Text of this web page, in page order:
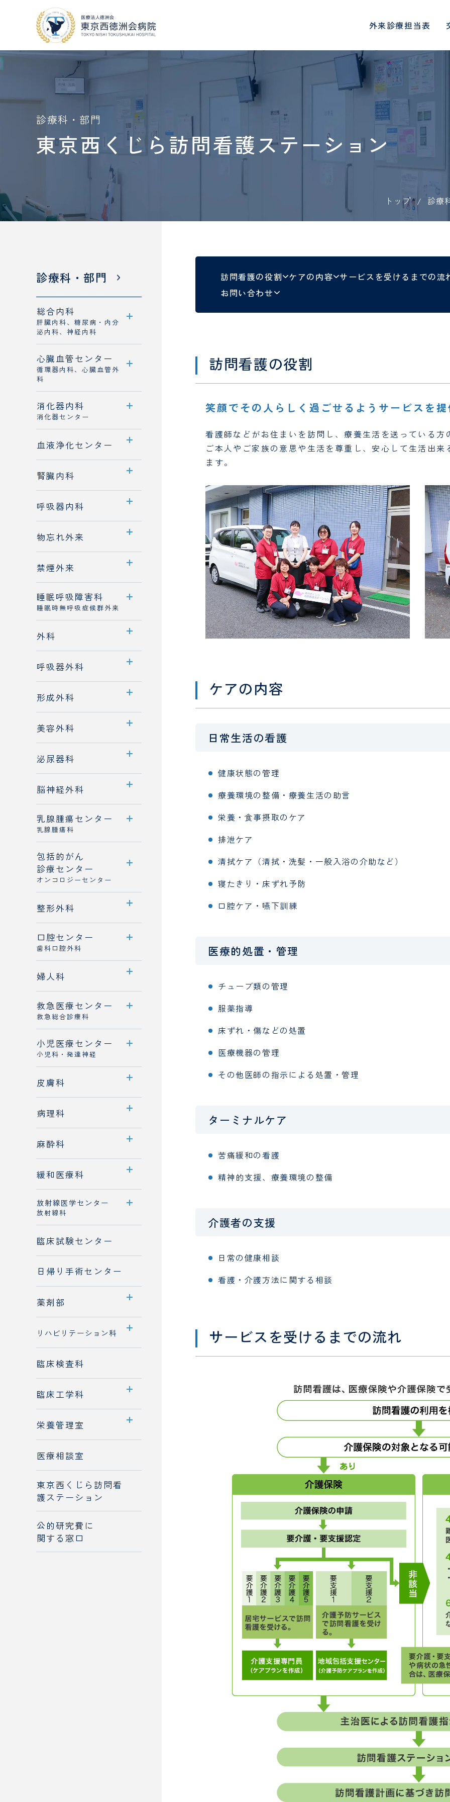
外来診療担当表
当院について 外来・入院案内 診療科・部門 地域医療連携
当院について
院長挨拶
病院概要
各種機関指定・認定
病院指標
患者さん･ご家
意思決定支援指
外来・入院案内
入院生活と退院について
入院される方へ
面会・お見舞いメールにつ
いて
各種書類の申込
ご来院される方へのお願い
受診される方へ
予防接種につい
診療科・ 部門
SECTION
総合内科
肝臓内科、糖尿病・内分泌内
科、神経内科
心臓血管センタ
循環器内科、心臓
血液浄化センター
呼吸器外科
乳腺腫瘍センター
乳腺腫瘍科
包括的がん診療
オンコロジーセン
口腔センター
麻酔科
栄養管理室
医療相談室
地域医療連携 医療連携・地域連携室
連携医療機関一
人間ドック
MEDICAL CHECKUP
一日人間ドックコース
DWIBSコース
PET/CT検診
定期検診
協会けんぽお
特定保健指導お申し込みフ
RECRUIT
初期臨床研修医
看護師
診療看護師
診療放射線技師
リハビリテーシ
調理師
厨房員
病棟クラーク（病棟事務）
研修医お問い合
診療科・部門
東京西くじら訪問看護ステーション
トップ 診療
訪問看護の役割 ケアの内容
サービスを受けるまでの流
お問い合わせ
訪問看護の役割
笑顔でその人らしく過ごせるようサービスを
看護師などがお住まいを訪問し、療養生活を送っている方
ご本人やご家族の意思や生活を尊重し、安心して生活出
ます。
ケアの内容
日常生活の看護
健康状態の管理
療養環境の整備・療養生活の助言
栄養・食事摂取のケア
排泄ケア
清拭ケア（清拭・洗髪・一般入浴の介助など）
寝たきり・床ずれ予防
口腔ケア・嚥下訓練
医療的処置・管理
チューブ類の管理
服薬指導
床ずれ・傷などの処置
医療機器の管理
その他医師の指示による処置・管理
ターミナルケア
苦痛緩和の看護
精神的支援、療養環境の整備
介護者の支援
日常の健康相談
看護・介護方法に関する相談
サービスを受けるまでの流れ
診療科・部門
総合内科
肝臓内科、糖尿病・内分
泌内科、神経内科
診療科案内
心臓血管センター
循環器内科、心臓血管外
科
センター案内
心臓血管外科
消化器内科
消化器センター
センター案内
医師紹介
消化器内科
血液浄化センター
センター案内
透析室のご案内
医師紹介
腎臓内科
診療科案内
診療概要
医師紹介
呼吸器内科
診療科案内
診療概要
物忘れ外来
外来案内
医師紹介
禁煙外来
外来案内
睡眠呼吸障害科
睡眠時無呼吸症候群外来
外来案内
診療概要
医師紹介
睡眠時無呼吸症候群
外科
診療科案内
医師紹介
先端医療
消化器外科
呼吸器外科
診療科案内
診療概要
医師紹介
形成外科
診療科案内
診療概要
医師紹介
フットケア外来
美容外科
診療科案内
医師紹介
診療メニュー
ドクターズコスメ
泌尿器科
診療科案内
診療概要
医師紹介
脳神経外科
診療科案内
医師紹介
乳腺腫瘍センター
乳腺腫瘍科
センター案内
診療概要
包括的がん
診療センター
オンコロジーセンター
センター案内
診療体制
医師紹介
整形外科
診療科案内
医師紹介
口腔センター
歯科口腔外科
センター案内
診療概要
医師紹介
婦人科
診療科案内
医師紹介
救急医療センター
救急総合診療科
救急医療センター案内
小児医療センター
小児科・発達神経
センター案内
医師紹介
専門外来
皮膚科
診療科案内
診療概要
医師紹介
病理科
診療科案内
医師紹介
麻酔科
診療科案内
診療概要
スタッフ紹介
緩和医療科
診療科紹介
医師紹介
放射線医学センター
放射線科
センター案内
診療概要
検査装置のご紹介
臨床試験センター
日帰り手術センター
薬剤部
部門案内
入職をお考えの方へ
先輩職員へのQ&A
保険調剤薬局の皆様へ
リハビリテーション科
部門案内
業務内容
入職をお考えの方へ
臨床検査科
臨床工学科
部門案内
業務内容
高気圧酸素治療室
入職をお考えの方へ
栄養管理室
部門案内
お食事・栄養相談
チーム医療の推進
入職をお考えの方へ
医療相談室
東京西くじら訪問看
護ステーション
公的研究費に
関する窓口